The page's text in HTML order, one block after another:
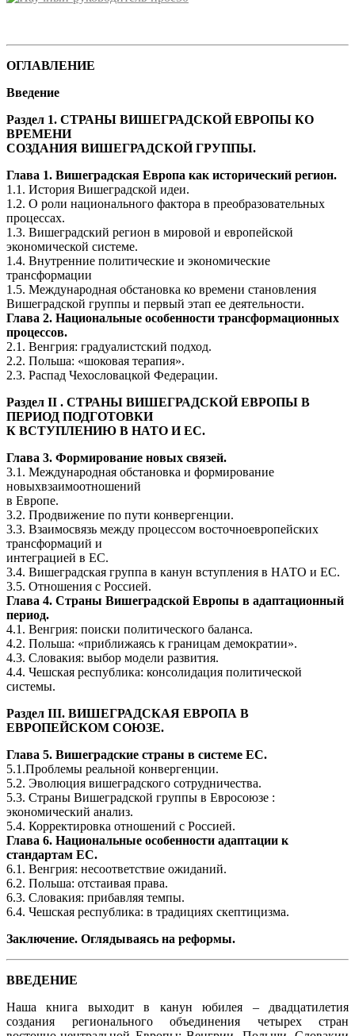
ОГЛАВЛЕНИЕ
Введение
Раздел 1. СТРАНЫ ВИШЕГРАДСКОЙ ЕВРОПЫ КО
ВРЕМЕНИ
СОЗДАНИЯ ВИШЕГРАДСКОЙ ГРУППЫ.
Глава 1. Вишеградская Европа как исторический регион.
1.1. История Вишеградской идеи.
1.2. О роли национального фактора в преобразовательных
процессах.
1.3. Вишеградский регион в мировой и европейской
экономической системе.
1.4. Внутренние политические и экономические
трансформации
1.5. Международная обстановка ко времени становления
Вишеградской группы и первый этап ее деятельности.
Глава 2. Национальные особенности трансформационных
процессов.
2.1. Венгрия: градуалистский подход.
2.2. Польша: «шоковая терапия».
2.3. Распад Чехословацкой Федерации.
Раздел II . СТРАНЫ ВИШЕГРАДСКОЙ ЕВРОПЫ В
ПЕРИОД ПОДГОТОВКИ
К ВСТУПЛЕНИЮ В НАТО И ЕС.
Глава 3. Формирование новых связей.
3.1. Международная обстановка и формирование
новыхвзаимоотношений
в Европе.
3.2. Продвижение по пути конвергенции.
3.3. Взаимосвязь между процессом восточноевропейских
трансформаций и
интеграцией в ЕС.
3.4. Вишеградская группа в канун вступления в НАТО и ЕС.
3.5. Отношения с Россией.
Глава 4. Страны Вишеградской Европы в адаптационный
период.
4.1. Венгрия: поиски политического баланса.
4.2. Польша: «приближаясь к границам демократии».
4.3. Словакия: выбор модели развития.
4.4. Чешская республика: консолидация политической
системы.
Раздел III. ВИШЕГРАДСКАЯ ЕВРОПА В
ЕВРОПЕЙСКОМ СОЮЗЕ.
Глава 5. Вишеградские страны в системе ЕС.
5.1.Проблемы реальной конвергенции.
5.2. Эволюция вишеградского сотрудничества.
5.3. Страны Вишеградской группы в Евросоюзе :
экономический анализ.
5.4. Корректировка отношений с Россией.
Глава 6. Национальные особенности адаптации к
стандартам ЕС.
6.1. Венгрия: несоответствие ожиданий.
6.2. Польша: отстаивая права.
6.3. Словакия: прибавляя темпы.
6.4. Чешская республика: в традициях скептицизма.
Заключение. Оглядываясь на реформы.
ВВЕДЕНИЕ
Наша книга выходит в канун юбилея – двадцатилетия
создания регионального объединения четырех стран